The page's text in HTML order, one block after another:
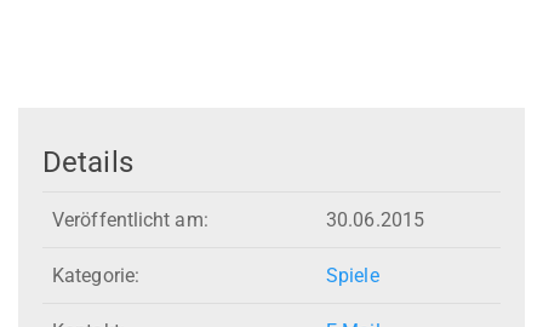
Details
Veröffentlicht am: 30.06.2015
Kategorie: Spiele